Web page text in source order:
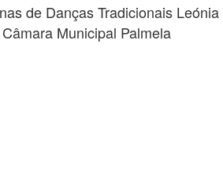
de Danças Tradicionais
Municipal Palmela